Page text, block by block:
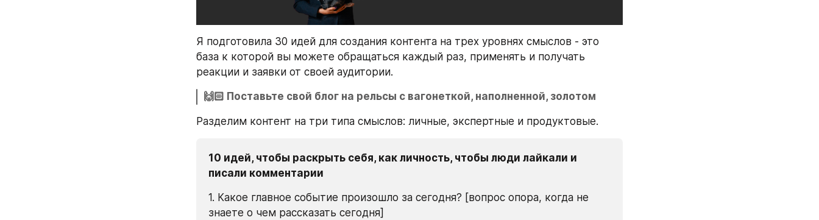
Я подготовила 30 идей для создания контента на трех уровнях смыслов - это
база к которой вы можете обращаться каждый раз, применять и получать
реакции и заявки от своей аудитории.
🙌🏻 Поставьте свой блог на рельсы с вагонеткой, наполненной, золотом
Разделим контент на три типа смыслов: личные, экспертные и продуктовые.
10 идей, чтобы раскрыть себя, как личность, чтобы люди лайкали и
писали комментарии
1. Какое главное событие произошло за сегодня? [вопрос опора, когда не
знаете о чем рассказать сегодня]